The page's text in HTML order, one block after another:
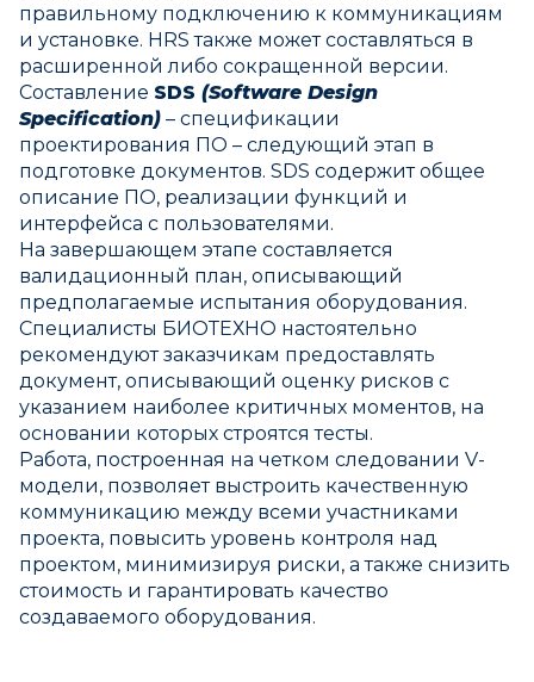
правильному подключению к коммуникациям
и установке. HRS также может составляться в
расширенной либо сокращенной версии.
Составление SDS (Software Design
Specification) – спецификации
проектирования ПО – следующий этап в
подготовке документов. SDS cодержит общее
описание ПО, реализации функций и
интерфейса с пользователями.
На завершающем этапе составляется
валидационный план, описывающий
предполагаемые испытания оборудования.
Специалисты БИОТЕХНО настоятельно
рекомендуют заказчикам предоставлять
документ, описывающий оценку рисков с
указанием наиболее критичных моментов, на
основании которых строятся тесты.
Работа, построенная на четком следовании V-
модели, позволяет выстроить качественную
коммуникацию между всеми участниками
проекта, повысить уровень контроля над
проектом, минимизируя риски, а также снизить
стоимость и гарантировать качество
создаваемого оборудования.